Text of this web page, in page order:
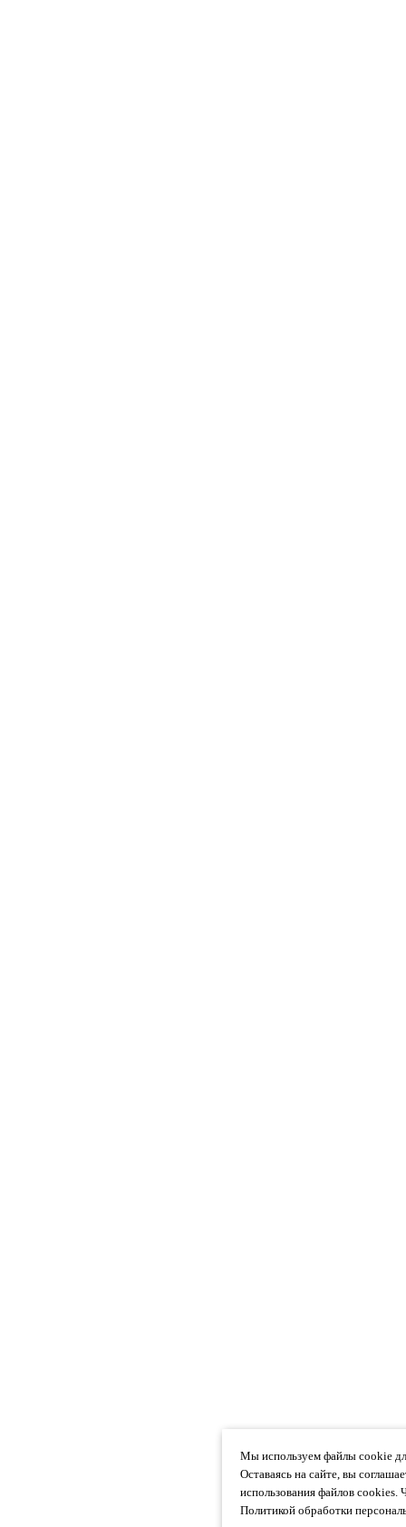
Мы используем файлы cookie
Оставаясь на сайте, вы
использования файлов cookies.
Политикой обработки